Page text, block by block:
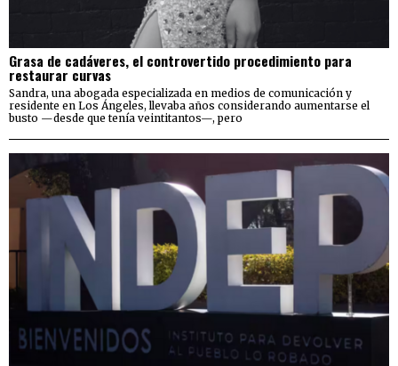
Grasa de cadáveres, el controvertido procedimiento para
restaurar curvas
Sandra, una abogada especializada en medios de comunicación y
residente en Los Ángeles, llevaba años considerando aumentarse el
busto —desde que tenía veintitantos—, pero